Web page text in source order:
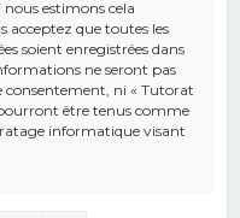
estimons cela
acceptez que toutes les
soient enregistrées dans
ne seront pas
consentement, ni « Tutorat
être tenus comme
informatique visant